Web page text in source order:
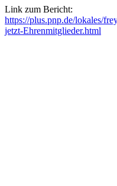
Link zum Bericht:
https://plus.pnp.de/lokales/
jetzt-Ehrenmitglieder.html